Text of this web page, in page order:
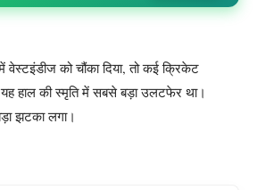
वेस्टइंडीज को चौंका दिया, तो कई क्रिकेट
हाल की स्मृति में सबसे बड़ा उलटफेर था।
झटका लगा।